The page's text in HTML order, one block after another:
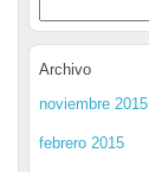
Archivo
noviembre 2015
febrero 2015